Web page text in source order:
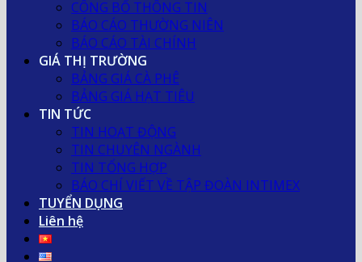
CÔNG BỐ THÔNG TIN
BÁO CÁO THƯỜNG NIÊN
BÁO CÁO TÀI CHÍNH
GIÁ THỊ TRƯỜNG
BẢNG GIÁ CÀ PHÊ
BẢNG GIÁ HẠT TIÊU
TIN TỨC
TIN HOẠT ĐỘNG
TIN CHUYÊN NGÀNH
TIN TỔNG HỢP
BÁO CHÍ VIẾT VỀ TẬP ĐOÀN INTIMEX
TUYỂN DỤNG
Liên hệ